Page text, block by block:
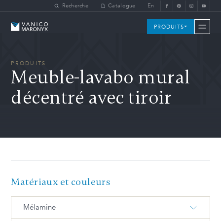
Skip to main contentRecherche Catalogue En
Vanico-Maronyx PRODUITS
PRODUITS
Meuble-lavabo mural
décentré avec tiroir
Matériaux et couleurs
Mélamine